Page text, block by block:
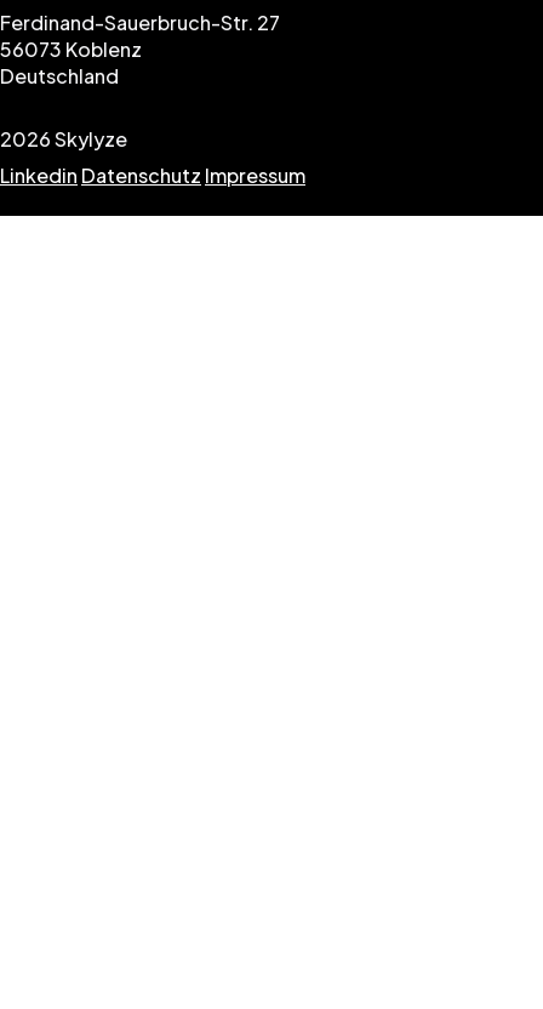
Ferdinand-Sauerbruch-Str. 27
56073 Koblenz
Deutschland
2026 Skylyze
Linkedin Datenschutz Impressum